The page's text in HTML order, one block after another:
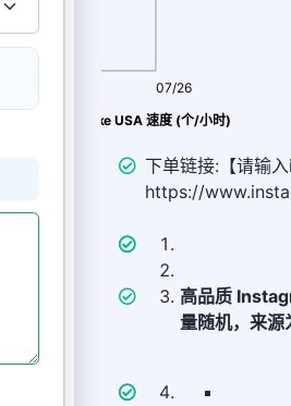
Ins推广 ɪɢ 点赞Like USA 速度 (个/小时)
07/26
下单链接:【请输
https://
高品质
量随机，来源